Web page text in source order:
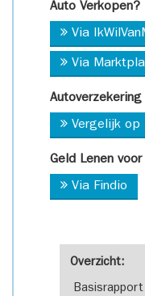
Overzicht:
Basisrapport
Auto Verkopen?
Via
Via
Vergelijk op
Geld Lenen
Via Findio